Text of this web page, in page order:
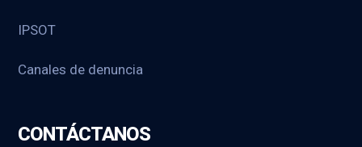
IPSOT
Canales de denuncia
CONTÁCTANOS